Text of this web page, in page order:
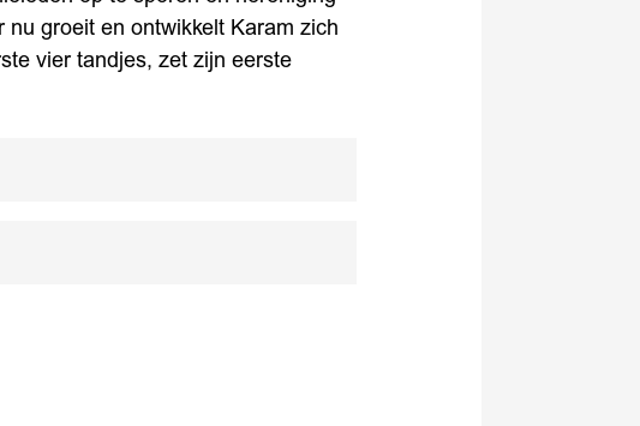
groeit en ontwikkelt Karam zich
vier tandjes, zet zijn eerste